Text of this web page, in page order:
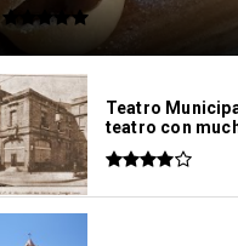
Teatro
teatro con